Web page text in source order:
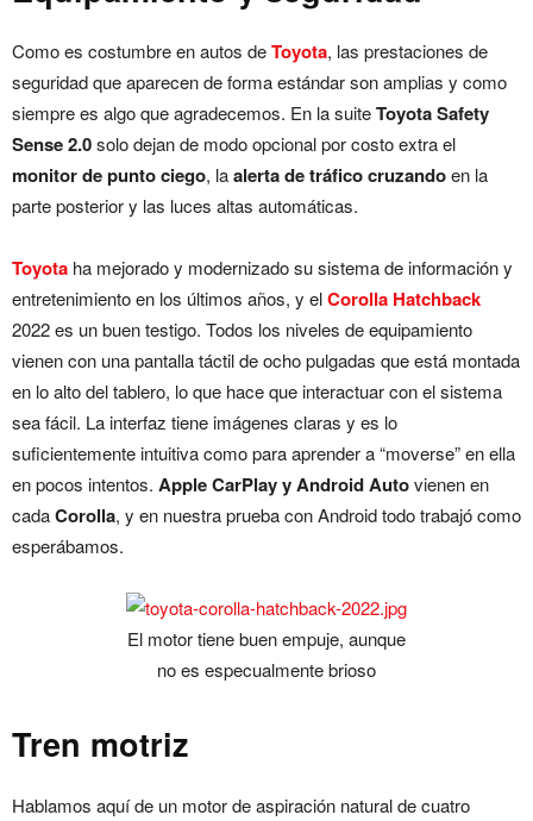
Como es costumbre en autos deToyota, las prestaciones de
seguridad que aparecen de forma estándar son amplias y como
siempre es algo que agradecemos. En la suiteToyota Safety
Sense 2.0solo dejan de modo opcional por costo extra el
monitor de punto ciego, laalerta de tráfico cruzandoen la
parte posterior y las luces altas automáticas.
Toyota ha mejorado y modernizado su sistema de información y
entretenimiento en los últimos años, y elCorolla Hatchback
2022 es un buen testigo. Todos los niveles de equipamiento
vienen con una pantalla táctil de ocho pulgadas que está montada
en lo alto del tablero, lo que hace que interactuar con el sistema
sea fácil. La interfaz tiene imágenes claras y es lo
suficientemente intuitiva como para aprender a “moverse” en ella
en pocos intentos. Apple CarPlay y Android Autovienen en
cadaCorolla, y en nuestra prueba con Android todo trabajó como
esperábamos.
El motor tiene buen empuje, aunque
no es especualmente brioso
Tren motriz
Hablamos aquí de un motor de aspiración natural de cuatro